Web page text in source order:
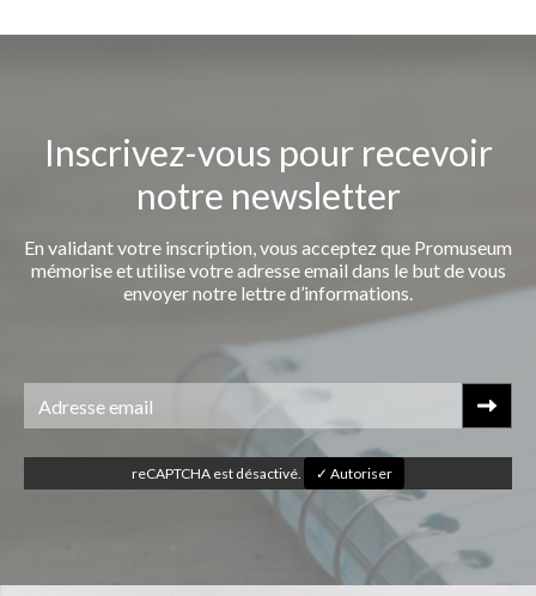
Inscrivez-vous pour recevoir
notre newsletter
En validant votre inscription, vous acceptez que Promuseum
mémorise et utilise votre adresse email dans le but de vous
envoyer notre lettre d’informations.
reCAPTCHA est désactivé. ✓ Autoriser